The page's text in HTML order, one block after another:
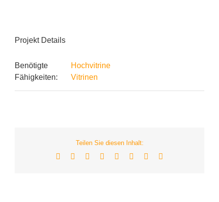
Projekt Details
Benötigte
Fähigkeiten:
Hochvitrine
Vitrinen
Teilen Sie diesen Inhalt:
Facebook Reddit LinkedIn
TumblrPinterest